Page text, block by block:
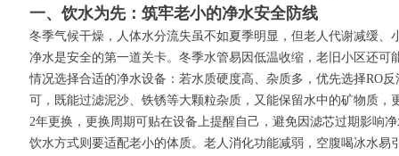
一、饮水为先：筑牢老小的净水安全防线
冬季气候干燥，人体水分流失虽不如夏季明显，但老人代谢减缓
净水是安全的第一道关卡。冬季水管易因低温收缩，老旧小区还
情况选择合适的净水设备：若水质硬度高、杂质多，优先选择RO
可，既能过滤泥沙、铁锈等大颗粒杂质，又能保留水中的矿物质
2年更换，更换周期可贴在设备上提醒自己，避免因滤芯过期影响
饮水方式则要适配老小的体质。老人消化功能减弱，空腹喝冰水